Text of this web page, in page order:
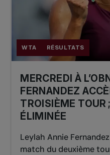
WTA RÉSULTATS
MERCREDI À
FERNANDEZ
TROISIÈME TOUR
ÉLIMINÉE
Leylah Annie
match du deuxième